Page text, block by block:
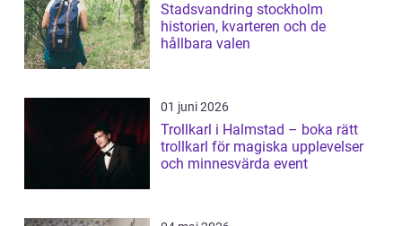
Stadsvandring stockholm
historien, kvarteren och de
hållbara valen
01 juni 2026
Trollkarl i Halmstad – boka rätt
trollkarl för magiska upplevelser
och minnesvärda event